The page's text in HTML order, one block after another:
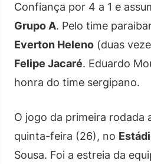
Confiança por 4 a 1 e
Grupo A. Pelo time
Everton Heleno (duas
Felipe Jacaré. Eduardo
honra do time sergipano.
O jogo da primeira rodada
quinta-feira (26), no
Sousa. Foi a estreia da